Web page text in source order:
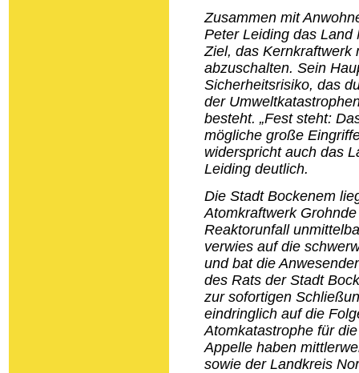
Zusammen mit
Peter Leiding das Land
Ziel, das Kernkraftwerk
abzuschalten. Sein
Sicherheitsrisiko, das
der
besteht. „Fest steht:
mögliche große
widerspricht auch das
Leiding deutlich.
Die Stadt Bockenem
Atomkraftwerk
Reaktorunfall
verwies auf die
und bat die
des Rats der Stadt
zur sofortigen
eindringlich auf die
Atomkatastrophe für
Appelle haben
sowie der Landkreis